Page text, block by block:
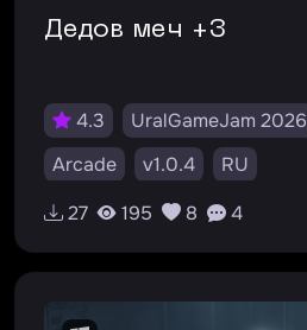
Дедов меч +3
4.3 UralGameJam 2026
Arcade
v1.0.4
RU
27
195 8 4